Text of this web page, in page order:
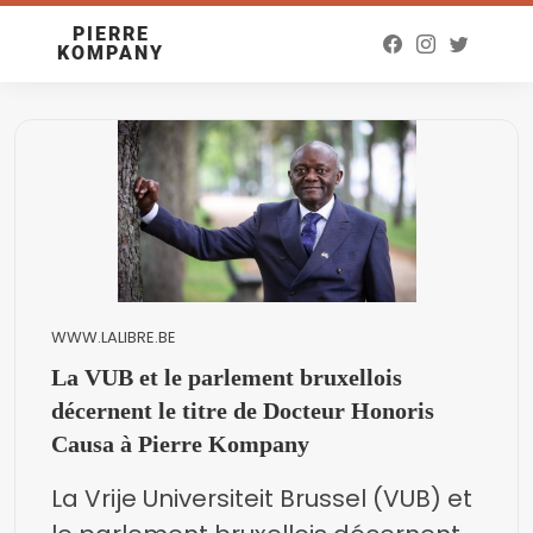
PIERRE
KOMPANY
WWW.LALIBRE.BE
La VUB et le parlement bruxellois
décernent le titre de Docteur Honoris
Causa à Pierre Kompany
La Vrije Universiteit Brussel (VUB) et